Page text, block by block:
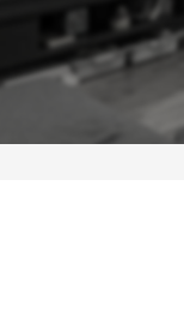
cocoiro+